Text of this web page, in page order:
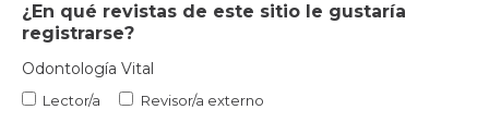
¿En qué revistas de este sitio le gustaría
registrarse?
Odontología Vital
Lector/a Revisor/a externo